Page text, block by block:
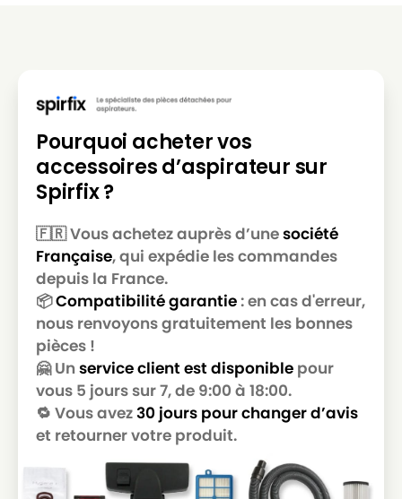
Pourquoi acheter vos
accessoires d’aspirateur sur
Spirfix ?
🇫🇷 Vous achetez auprès d’unesociété
Française, qui expédie les commandes
depuis la France.
📦Compatibilité garantie: en cas d'erreur,
nous renvoyons gratuitement les bonnes
pièces !
🤗 Un service client est disponible pour
vous 5 jours sur 7, de 9:00 à 18:00.
🔁 Vous avez30 jours pour changer d’avis
et retourner votre produit.